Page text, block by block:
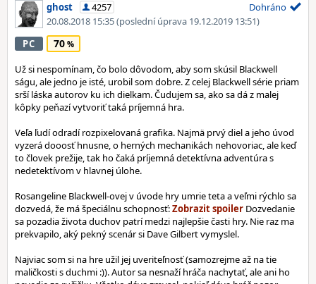
ghost
4257
20.08.2018 15:35(poslední úprava 19.12.2019 13:51)
Dohráno
PC 70
Už si nespomínam, čo bolo dôvodom, aby som skúsil Blackwell
ságu, ale jedno je isté, urobil som dobre. Z celej Blackwell série priam
srší láska autorov ku ich dielkam. Čudujem sa, ako sa dá z malej
kôpky peňazí vytvoriť taká príjemná hra.
Veľa ľudí odradí rozpixelovaná grafika. Najmä prvý diel a jeho úvod
vyzerá dooosť hnusne, o herných mechanikách nehovoriac, ale keď
to človek prežije, tak ho čaká príjemná detektívna adventúra s
nedetektívom v hlavnej úlohe.
Rosangeline Blackwell-ovej v úvode hry umrie teta a veľmi rýchlo sa
dozvedá, že má špeciálnu schopnosť:
Dozvedanie
sa pozadia života duchov patrí medzi najlepšie časti hry. Nie raz ma
prekvapilo, aký pekný scenár si Dave Gilbert vymyslel.
Najviac som si na hre užil jej uveriteľnosť (samozrejme až na tie
maličkosti s duchmi :)). Autor sa nesnaží hráča nachytať, ale ani ho